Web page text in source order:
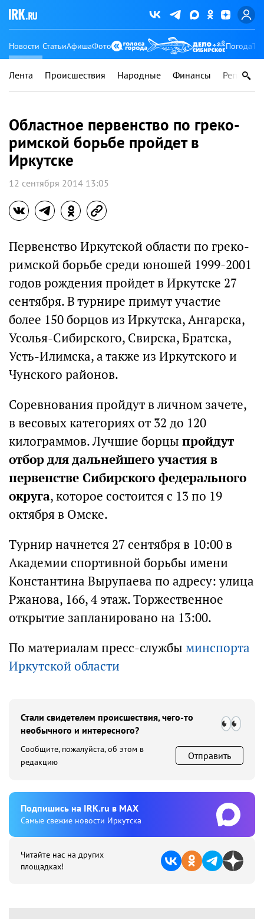
Новости СтатьиАфишаФото Погода
Лента Происшествия Народные Финансы Регионы
Областное первенство по греко-
римской борьбе пройдет в
Иркутске
12 сентября 2014 13:05
Первенство Иркутской области по греко-
римской борьбе среди юношей 1999-2001
годов рождения пройдет в Иркутске 27
сентября. В турнире примут участие
более 150 борцов из Иркутска, Ангарска,
Усолья-Сибирского, Свирска, Братска,
Усть-Илимска, а также из Иркутского и
Чунского районов.
Соревнования пройдут в личном зачете,
в весовых категориях от 32 до 120
килограммов. Лучшие борцы пройдут
отбор для дальнейшего участия в
первенстве Сибирского федерального
округа, которое состоится с 13 по 19
октября в Омске.
Турнир начнется 27 сентября в 10:00 в
Академии спортивной борьбы имени
Константина Вырупаева по адресу: улица
Ржанова, 166, 4 этаж. Торжественное
открытие запланировано на 13:00.
По материалам пресс-службы минспорта
Иркутской области
Стали свидетелем происшествия, чего-то
необычного и интересного?
Сообщите, пожалуйста, об этом в
редакцию
Отправить
Подпишиcь на IRK.ru в MAX
Cамые свежие новости Иркутска
Читайте нас на других
площадках!